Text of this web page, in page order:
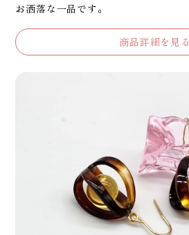
お洒落な一品です。
商品詳細を見る